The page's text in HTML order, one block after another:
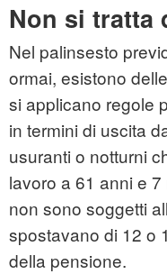
Non si tratta
Nel palinsesto
ormai, esistono
si applicano regole
in termini di uscita
usuranti o notturni
lavoro a 61 anni e
non sono soggetti
spostavano di 12 o
della pensione.